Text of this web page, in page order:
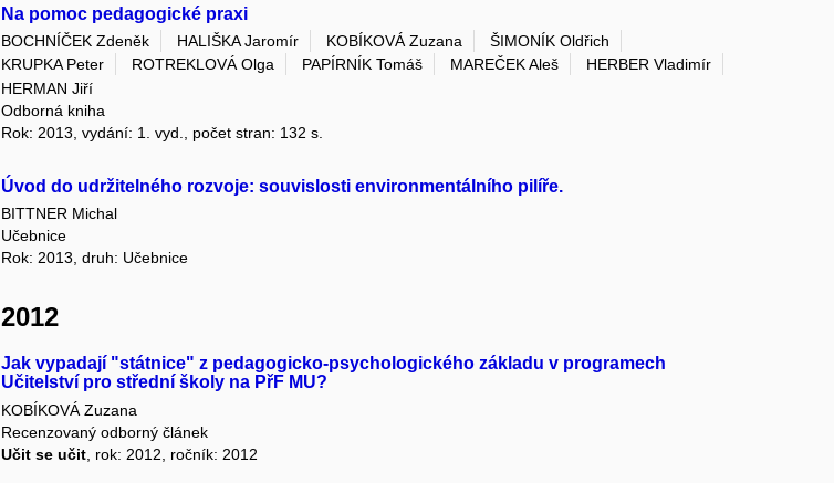
Na pomoc pedagogické praxi
BOCHNÍČEK Zdeněk HALIŠKA Jaromír KOBÍKOVÁ Zuzana
ŠIMONÍK Oldřich
KRUPKA Peter
ROTREKLOVÁ Olga PAPÍRNÍK Tomáš MAREČEK Aleš
HERBER Vladimír
HERMAN Jiří
Odborná kniha
Rok: 2013, vydání: 1. vyd., počet stran: 132 s.
Úvod do udržitelného rozvoje: souvislosti environmentálního pilíře.
BITTNER Michal
Učebnice
Rok: 2013, druh: Učebnice
2012
Jak vypadají "státnice" z pedagogicko-psychologického základu v programech
Učitelství pro střední školy na PřF MU?
KOBÍKOVÁ Zuzana
Recenzovaný odborný článek
Učit se učit , rok: 2012, ročník: 2012